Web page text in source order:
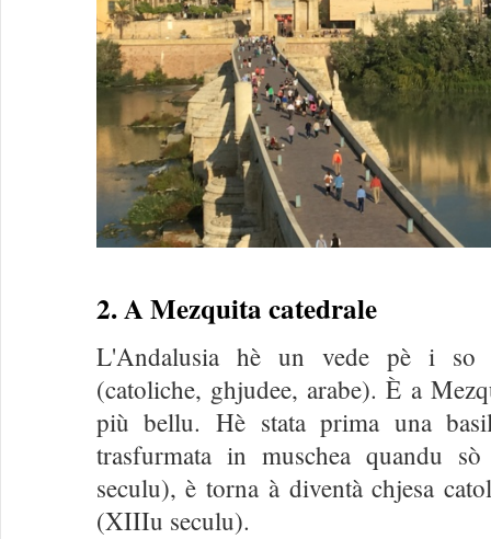
2. A Mezquita catedrale
L'Andalusia hè un vede pè i so
(catoliche, ghjudee, arabe). È a
più bellu. Hè stata prima una
trasfurmata in muschea quandu
seculu), è torna à diventà chjesa
(XIIIu seculu).